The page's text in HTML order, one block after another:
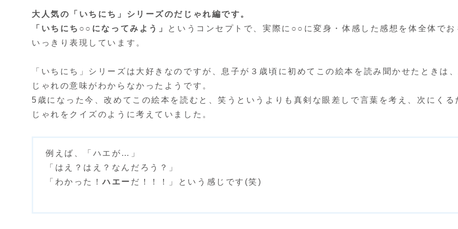
大人気の「いちにち」シリーズのだじゃれ編です。
「いちにち○○になってみよう」 というコンセプトで、実際に○○に変身・体感した感想を体全体でお
いっきり表現しています。
「いちにち」シリーズは大好きなのですが、息子が３歳頃に初めてこの絵本を読み聞かせたときは
じゃれの意味がわからなかったようです。
5歳になった今、改めてこの絵本を読むと、笑うというよりも真剣な眼差しで言葉を考え、次にくる
じゃれをクイズのように考えていました。
例えば、「ハエが…」
「はえ？はえ？なんだろう？」
「わかった！ハエー だ！！！」という感じです(笑)